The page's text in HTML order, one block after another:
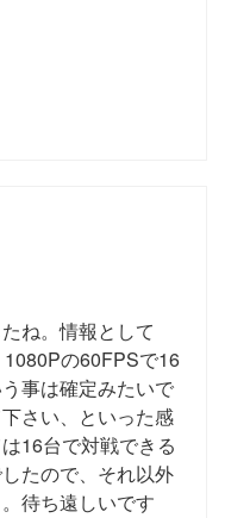
ね。情報として
の60FPSで16
事は確定みたいで
さい、といった感
16台で対戦できる
たので、それ以外
待ち遠しいです